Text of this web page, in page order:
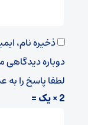
ذخیره نام،
دوباره
لطفا پاسخ را به
2 × یک =